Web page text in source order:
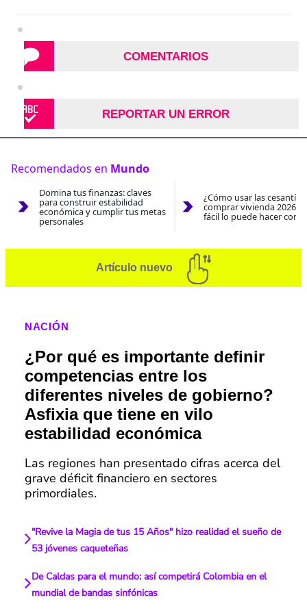
COMENTARIOS
REPORTAR UN ERROR
Recomendados en Mundo
Domina tus finanzas: claves
para construir estabilidad
económica y cumplir tus metas
personales
¿Cómo usar las
comprar vivienda 2026?
fácil lo puede hacer con
Artículo nuevo
NACIÓN
¿Por qué es importante definir
competencias entre los
diferentes niveles de gobierno?
Asfixia que tiene en vilo
estabilidad económica
Las regiones han presentado cifras acerca del
grave déficit financiero en sectores
primordiales.
"Revive la Magia de tus 15 Años" hizo realidad el sueño de
53 jóvenes caqueteñas
De Caldas para el mundo: así competirá Colombia en el
mundial de bandas sinfónicas